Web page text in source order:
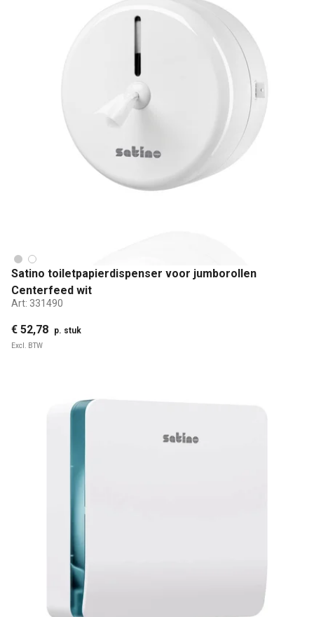
Satino toiletpapierdispenser voor jumborollen
Centerfeed wit
Art: 331490
€ 52,78 p. stuk
Excl. BTW